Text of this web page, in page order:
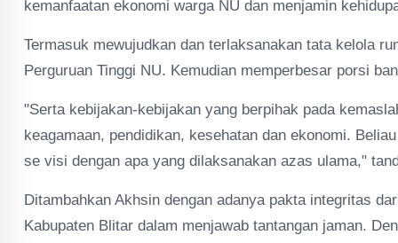
kemanfaatan ekonomi warga NU dan menjamin
Termasuk mewujudkan dan terlaksanakan tata kelola
Perguruan Tinggi NU. Kemudian memperbesar porsi
"Serta kebijakan-kebijakan yang berpihak pada
keagamaan, pendidikan, kesehatan dan ekonomi.
se visi dengan apa yang dilaksanakan azas ulama,"
Ditambahkan Akhsin dengan adanya pakta integritas
Kabupaten Blitar dalam menjawab tantangan jaman.